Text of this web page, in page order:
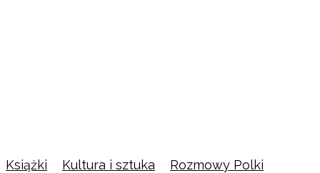
Książki Kultura i sztuka Rozmowy Polki